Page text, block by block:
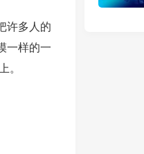
许多人的
一样的一
。